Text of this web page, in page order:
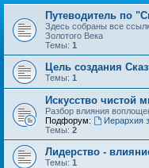
Путеводитель по
Здесь собраны все
Золотого Века
Темы: 1
Цель создания
Темы: 1
Искусство чистой
Разбор влияния
Подфорум:
Иерархия
Темы: 2
Лидерство -
Темы: 1